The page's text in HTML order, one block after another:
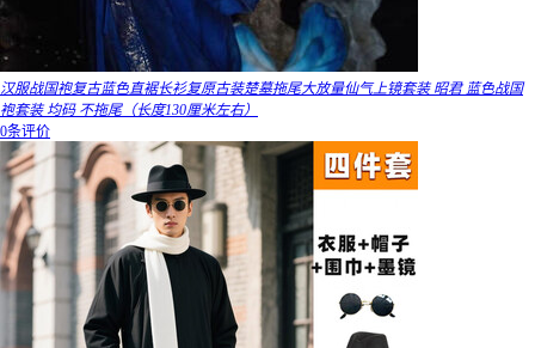
汉服战国袍复古蓝色直裾长衫复原古装楚墓拖尾大放量仙气上镜套装 昭君 蓝色战国
袍套装 均码 不拖尾（长度130厘米左右）
0条评价